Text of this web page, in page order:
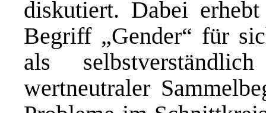
diskutiert. Dabei
Begriff „Gender“ für
als
wertneutraler